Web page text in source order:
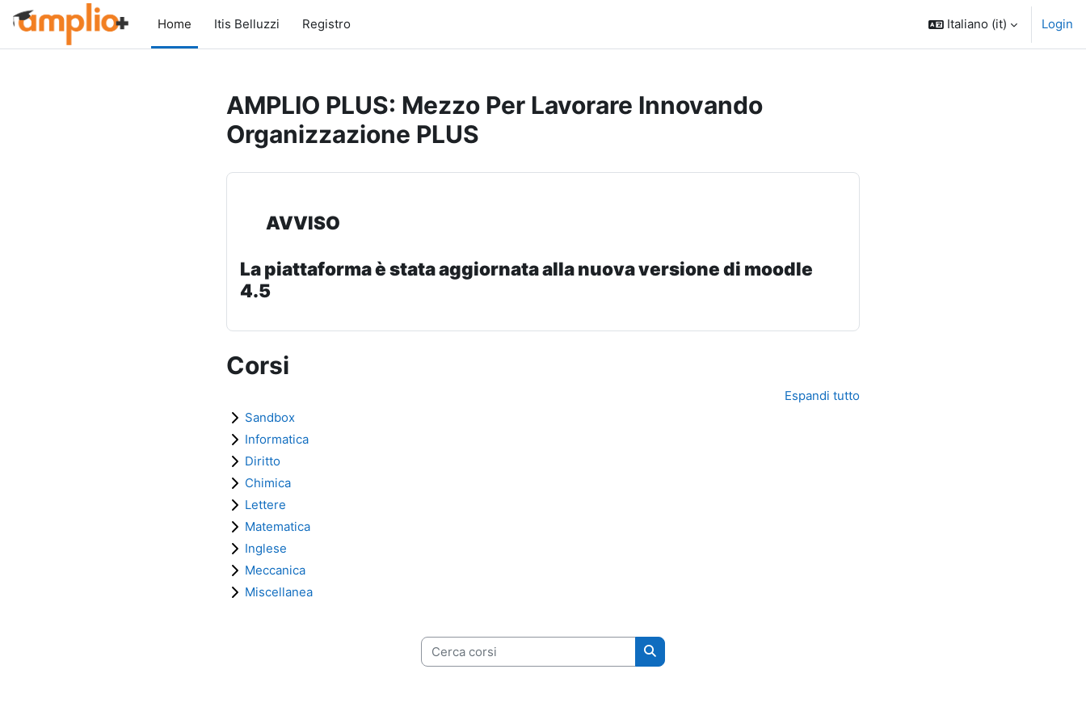
Vai al contenuto principale
Home
Itis Belluzzi Registro Italiano ‎(it)‎ Login
AMPLIO PLUS: Mezzo Per Lavorare Innovando
Organizzazione PLUS
AVVISO
La piattaforma è stata aggiornata alla nuova versione di moodle
4.5
Corsi
Espandi tutto
Sandbox
Informatica
Diritto
Chimica
Lettere
Matematica
Inglese
Meccanica
Miscellanea
Cerca corsi
Cerca corsi